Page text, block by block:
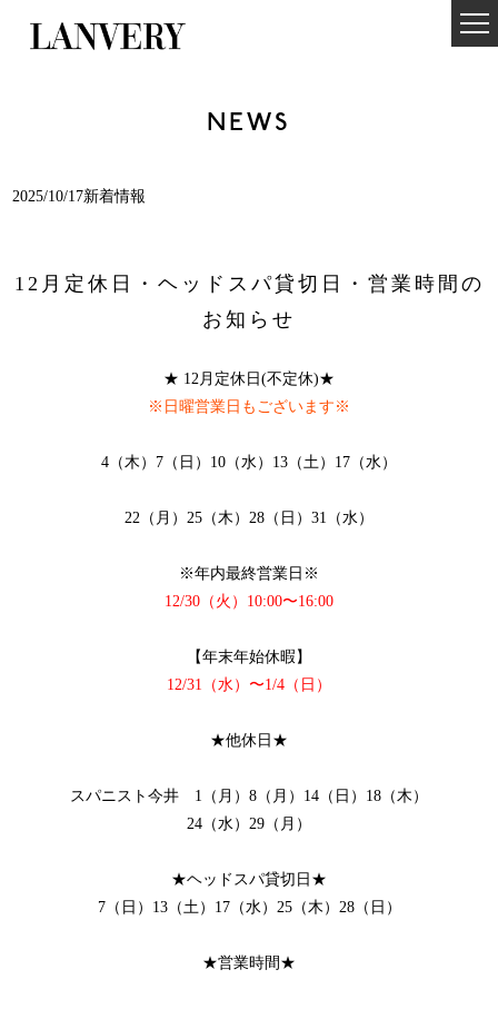
NEWS
2025/10/17新着情報
12月定休日・ヘッドスパ貸切日・営業時間の
お知らせ
★ 12月定休日(不定休)★
※日曜営業日もございます※
4（木）7（日）10（水）13（土）17（水）
22（月）25（木）28（日）31（水）
※年内最終営業日※
12/30（火）10:00〜16:00
【年末年始休暇】
12/31（水）〜1/4（日）
★他休日★
スパニスト今井 1（月）8（月）14（日）18（木）
24（水）29（月）
★ヘッドスパ貸切日★
7（日）13（土）17（水）25（木）28（日）
★営業時間★